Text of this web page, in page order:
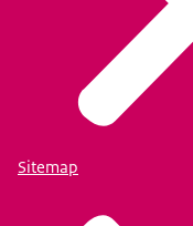
Sitemap